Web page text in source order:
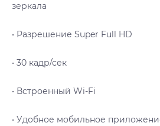
зеркала
• Разрешение Super Full HD
• 30 кадр/сек
• Встроенный Wi-Fi
• Удобное мобильное